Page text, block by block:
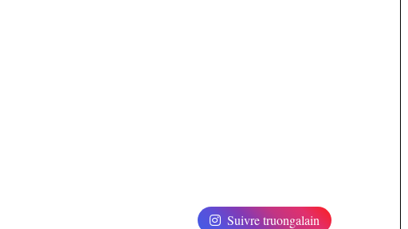
Suivre truongalain